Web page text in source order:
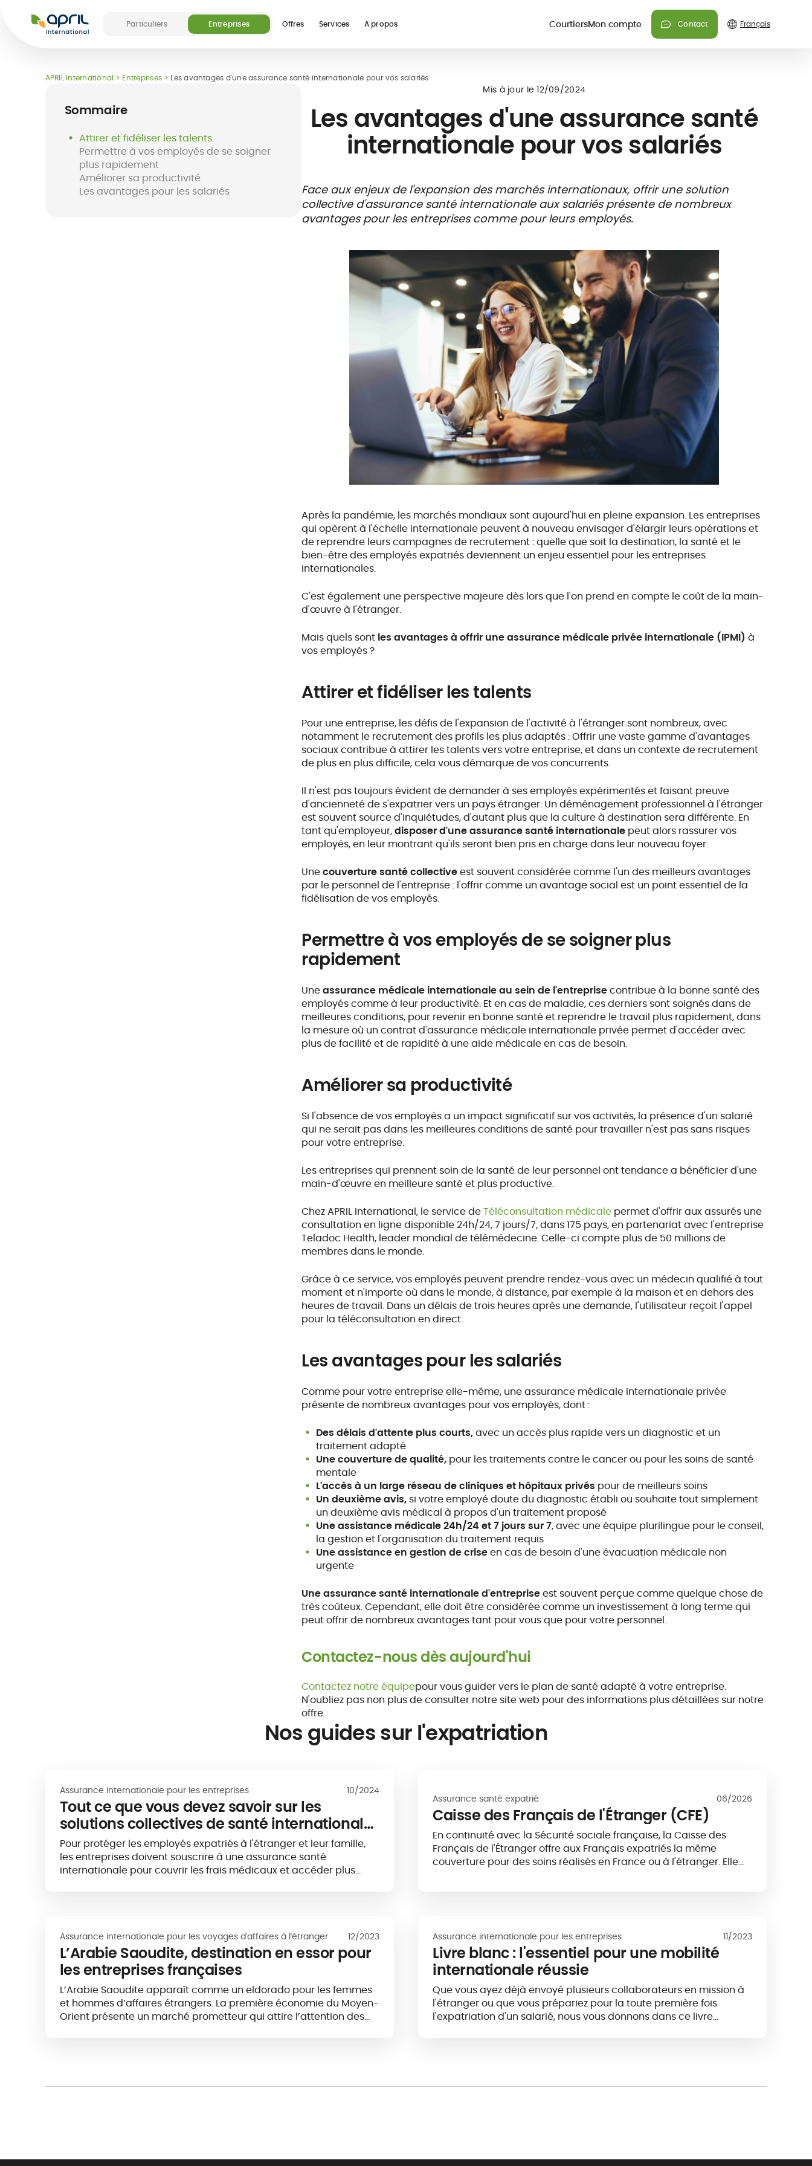
International
Particuliers Entreprises Offres
Nos offres(4)
Entreprises
d’affaires &
Universités
Organisations
Internationales
Nos conseillers peuvent
répondre à toutes vos
questions.
Services
Nos services
Services en ligne
management
soins
disponibilité
Nos conseillers peuvent
répondre à toutes vos
questions.
A propos
Découvrir APRIL Devenir partenaire
CourtiersMon compte Contact
APRIL International Entreprises Les avantages d'une assurance santé internationale pour vos salariés
Sommaire
Attirer et fidéliser les talents
Permettre à vos employés de se soigner
plus rapidement
Améliorer sa productivité
Les avantages pour les salariés
Mis à jour le12/09/2024
Les avantages d'une assurance santé
internationale pour vos salariés
Face aux enjeux de l'expansion des marchés internationaux, offrir une solution
collective d'assurance santé internationale aux salariés présente de nombreux
avantages pour les entreprises comme pour leurs employés.
Après la pandémie, les marchés mondiaux sont aujourd'hui en pleine expansion. Les entreprises
qui opèrent à l'échelle internationale peuvent à nouveau envisager d'élargir leurs opérations et
de reprendre leurs campagnes de recrutement : quelle que soit la destination, la santé et le
bien-être des employés expatriés deviennent un enjeu essentiel pour les entreprises
internationales.
C'est également une perspective majeure dès lors que l'on prend en compte le coût de la main-
d'œuvre à l'étranger.
Mais quels sont les avantages à offrir une assurance médicale privée internationale (IPMI)à
vos employés ?
Attirer et fidéliser les talents
Pour une entreprise, les défis de l'expansion de l'activité à l'étranger sont nombreux, avec
notamment le recrutement des profils les plus adaptés : Offrir une vaste gamme d'avantages
sociaux contribue à attirer les talents vers votre entreprise, et dans un contexte de recrutement
de plus en plus difficile, cela vous démarque de vos concurrents.
Il n'est pas toujours évident de demander à ses employés expérimentés et faisant preuve
d'ancienneté de s'expatrier vers un pays étranger. Un déménagement professionnel à l'étranger
est souvent source d'inquiétudes, d'autant plus que la culture à destination sera différente. En
tant qu'employeur,disposer d'une assurance santé internationale peut alors rassurer vos
employés, en leur montrant qu'ils seront bien pris en charge dans leur nouveau foyer.
Unecouverture santé collectiveest souvent considérée comme l'un des meilleurs avantages
par le personnel de l'entreprise : l'offrir comme un avantage social est un point essentiel de la
fidélisation de vos employés.
Permettre à vos employés de se soigner plus
rapidement
Uneassurance médicale internationale au sein de l'entreprisecontribue à la bonne santé des
employés comme à leur productivité. Et en cas de maladie, ces derniers sont soignés dans de
meilleures conditions, pour revenir en bonne santé et reprendre le travail plus rapidement, dans
la mesure où un contrat d'assurance médicale internationale privée permet d'accéder avec
plus de facilité et de rapidité à une aide médicale en cas de besoin.
Améliorer sa productivité
Si l'absence de vos employés a un impact significatif sur vos activités, la présence d'un salarié
qui ne serait pas dans les meilleures conditions de santé pour travailler n'est pas sans risques
pour votre entreprise.
Les entreprises qui prennent soin de la santé de leur personnel ont tendance a bénéficier d'une
main-d'œuvre en meilleure santé et plus productive.
Chez APRIL International, le service deTéléconsultation médicale permet d'offrir aux assurés une
consultation en ligne disponible 24h/24, 7 jours/7, dans 175 pays, en partenariat avec l'entreprise
Teladoc Health, leader mondial de télémédecine. Celle-ci compte plus de 50 millions de
membres dans le monde.
Grâce à ce service, vos employés peuvent prendre rendez-vous avec un médecin qualifié à tout
moment et n'importe où dans le monde, à distance, par exemple à la maison et en dehors des
heures de travail. Dans un délais de trois heures après une demande, l'utilisateur reçoit l'appel
pour la téléconsultation en direct.
Les avantages pour les salariés
Comme pour votre entreprise elle-même, une assurance médicale internationale privée
présente de nombreux avantages pour vos employés, dont :
Des délais d'attente plus courts,avec un accès plus rapide vers un diagnostic et un
traitement adapté
Une couverture de qualité, pour lestraitements contre le cancer ou pour les soins de santé
mentale
L'accès à un large réseau de cliniques et hôpitaux privés pour de meilleurs soins
Un deuxième avis, si votre employé doute du diagnostic établi ou souhaite tout simplement
un deuxième avis médical à propos d'un traitement proposé
Une assistance médicale 24h/24 et 7 jours sur 7, avec une équipe plurilingue pour le conseil,
la gestion et l'organisation du traitement requis
Une assistance en gestion de criseen cas de besoin d'une évacuation médicale non
urgente
Une assurance santé internationale d'entrepriseest souvent perçue comme quelque chose de
très coûteux. Cependant, elle doit être considérée comme un investissement à long terme qui
peut offrir de nombreux avantages tant pour vous que pour votre personnel.
Contactez-nous dès aujourd'hui
Contactez notre équipepour vous guider vers le plan de santé adapté à votre entreprise.
N'oubliez pas non plus de consulter notre site web pour des informations plus détaillées sur notre
offre.
Nos guides sur l'expatriation
Assurance internationale pour les entreprises 10/2024
Tout ce que vous devez savoir sur les
solutions collectives de santé internationale
pour entreprises en 2024
Pour protéger les employés expatriés à l'étranger et leur famille,
les entreprises doivent souscrire à une assurance santé
internationale pour couvrir les frais médicaux et accéder plus
Assurance santé expatrié 06/2026
Caisse des Français de l'Étranger (CFE)
En continuité avec la Sécurité sociale française, la Caisse des
Français de l'Étranger offre aux Français expatriés la même
couverture pour des soins réalisés en France ou à l'étranger. Elle
Assurance internationale pour les voyages d'affaires à l'étranger 12/2023
L’Arabie Saoudite, destination en essor pour
les entreprises françaises
L’Arabie Saoudite apparaît comme un eldorado pour les femmes
et hommes d’affaires étrangers. La première économie du Moyen-
Orient présente un marché prometteur qui attire l’attention des
Assurance internationale pour les entreprises 11/2023
Livre blanc : l'essentiel pour une mobilité
internationale réussie
Que vous ayez déjà envoyé plusieurs collaborateurs en mission à
l'étranger ou que vous prépariez pour la toute première fois
l'expatriation d'un salarié, nous vous donnons dans ce livre…